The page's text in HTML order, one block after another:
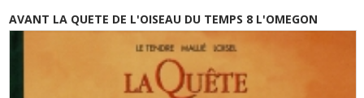
AVANT LA QUETE DE L'OISEAU DU TEMPS 8 L'OMEGON